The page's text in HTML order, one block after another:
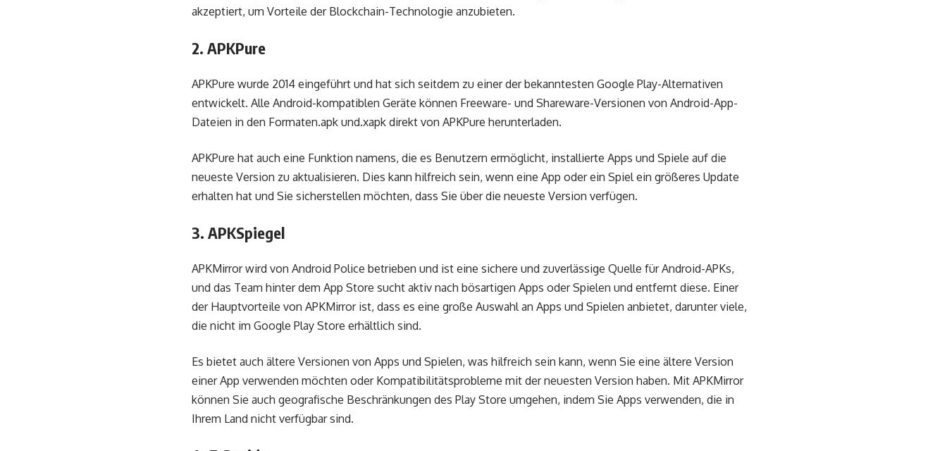
akzeptiert, um Vorteile der Blockchain-Technologie anzubieten.
2. APKPure
APKPure wurde 2014 eingeführt und hat sich seitdem zu einer der bekanntesten Google Play-Alternativen
entwickelt. Alle Android-kompatiblen Geräte können Freeware- und Shareware-Versionen von Android-App-
Dateien in den Formaten.apk und.xapk direkt von APKPure herunterladen.
APKPure hat auch eine Funktion namens, die es Benutzern ermöglicht, installierte Apps und Spiele auf die
neueste Version zu aktualisieren. Dies kann hilfreich sein, wenn eine App oder ein Spiel ein größeres Update
erhalten hat und Sie sicherstellen möchten, dass Sie über die neueste Version verfügen.
3. APKSpiegel
APKMirror wird von Android Police betrieben und ist eine sichere und zuverlässige Quelle für Android-APKs,
und das Team hinter dem App Store sucht aktiv nach bösartigen Apps oder Spielen und entfernt diese. Einer
der Hauptvorteile von APKMirror ist, dass es eine große Auswahl an Apps und Spielen anbietet, darunter viele,
die nicht im Google Play Store erhältlich sind.
Es bietet auch ältere Versionen von Apps und Spielen, was hilfreich sein kann, wenn Sie eine ältere Version
einer App verwenden möchten oder Kompatibilitätsprobleme mit der neuesten Version haben. Mit APKMirror
können Sie auch geografische Beschränkungen des Play Store umgehen, indem Sie Apps verwenden, die in
Ihrem Land nicht verfügbar sind.